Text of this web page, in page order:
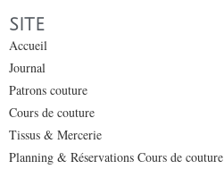
SITE
Accueil
Journal
Patrons couture
Cours de couture
Tissus & Mercerie
Planning & Réservations Cours de couture